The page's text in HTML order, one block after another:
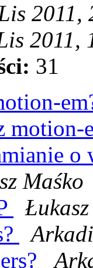
2011,
31
motion-
o
Maśko